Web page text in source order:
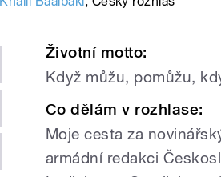
Životní motto:
Když můžu, pomůžu,
Co dělám v rozhlase:
Moje cesta za
armádní redakci